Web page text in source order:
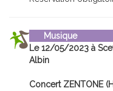
Musique
Le 12/05/2023 à
Albin
Concert ZENTONE